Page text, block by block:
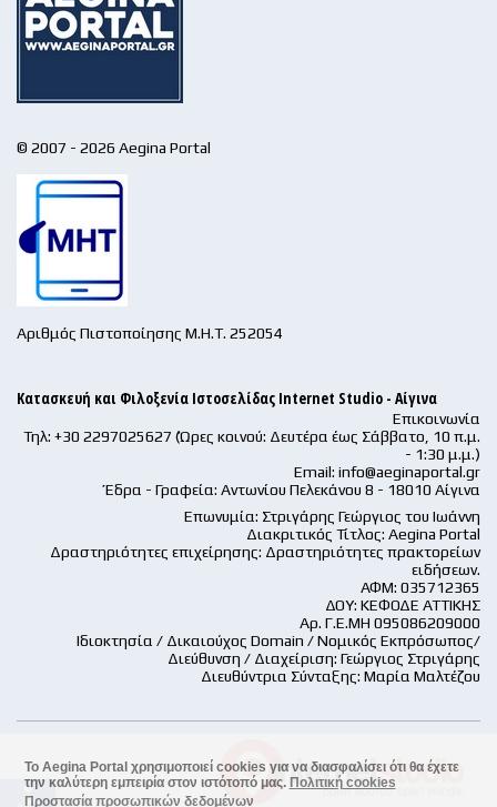
Το Aegina Portal χρησιμοποιεί cookies για να διασφαλίσει ότι θα έχετε
την καλύτερη εμπειρία στον ιστότοπό μας. Πολιτική cookies
Προστασία προσωπικών δεδομένων
© 2007 - 2026 Aegina Portal
Αριθμός Πιστοποίησης Μ.Η.Τ. 252054
Κατασκευή και Φιλοξενία Ιστοσελίδας Internet Studio - Αίγινα
Επικοινωνία
Τηλ: +30 2297025627 (Ώρες κοινού: Δευτέρα έως Σάββατο, 10 π.μ.
- 1:30 μ.μ.)
Email: info@aeginaportal.gr
Έδρα - Γραφεία: Αντωνίου Πελεκάνου 8 - 18010 Αίγινα
Επωνυμία: Στριγάρης Γεώργιος του Ιωάννη
Διακριτικός Τίτλος: Aegina Portal
Δραστηριότητες επιχείρησης: Δραστηριότητες πρακτορείων
ειδήσεων.
ΑΦΜ: 035712365
ΔΟΥ: ΚΕΦΟΔΕ ΑΤΤΙΚΗΣ
Αρ. Γ.Ε.ΜΗ 095086209000
Ιδιοκτησία / Δικαιούχος Domain / Νομικός Εκπρόσωπος/
Διεύθυνση / Διαχείριση: Γεώργιος Στριγάρης
Διευθύντρια Σύνταξης: Μαρία Μαλτέζου